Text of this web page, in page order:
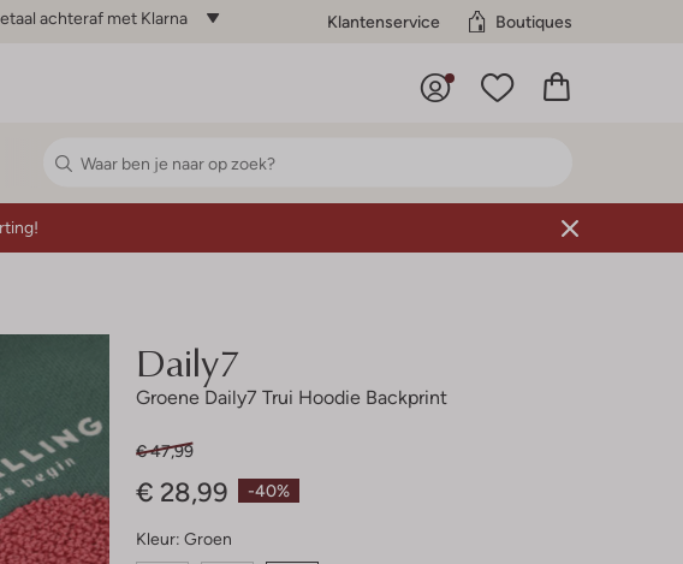
achteraf met Klarna Klantenservice Boutiques
Daily7
Groene Daily7 Trui Hoodie Backprint
-40%
€ 47,99
€ 28,99
Kleur: Groen